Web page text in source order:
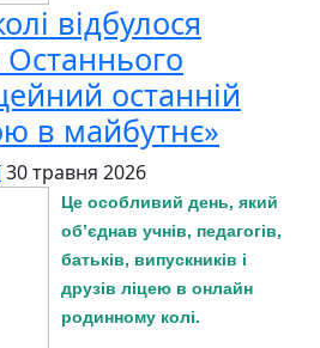
відбулося
останній
в майбутнє»
30 травня 2026
Це особливий день, який
об’єднав учнів, педагогів,
батьків, випускників і
друзів ліцею в онлайн
родинному колі.